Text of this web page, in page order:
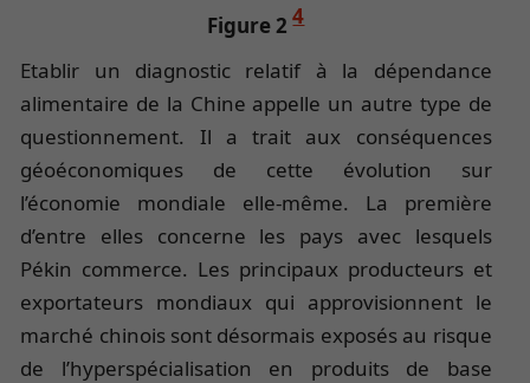
Figure 24
Etablir un diagnostic relatif à la dépendance
alimentaire de la Chine appelle un autre type de
questionnement. Il a trait aux conséquences
géoéconomiques de cette évolution sur
l’économie mondiale elle-même. La première
d’entre elles concerne les pays avec lesquels
Pékin commerce. Les principaux producteurs et
exportateurs mondiaux qui approvisionnent le
marché chinois sont désormais exposés au risque
de l’hyperspécialisation en produits de base